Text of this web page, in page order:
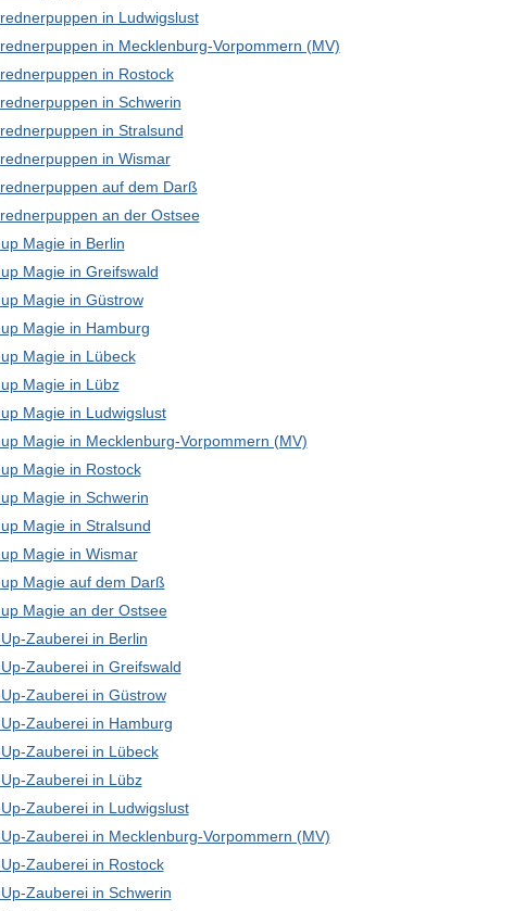
in Ludwigslust
in Mecklenburg-Vorpommern (MV)
in Rostock
in Schwerin
in Stralsund
in Wismar
auf dem Darß
an der Ostsee
Magie in Berlin
Magie in Greifswald
Magie in Güstrow
Magie in Hamburg
Magie in Lübeck
Magie in Lübz
Magie in Ludwigslust
Magie in Mecklenburg-Vorpommern (MV)
Magie in Rostock
Magie in Schwerin
Magie in Stralsund
Magie in Wismar
Magie auf dem Darß
Magie an der Ostsee
Zauberei in Berlin
Zauberei in Greifswald
Zauberei in Güstrow
Zauberei in Hamburg
Zauberei in Lübeck
Zauberei in Lübz
Zauberei in Ludwigslust
Zauberei in Mecklenburg-Vorpommern (MV)
Zauberei in Rostock
Zauberei in Schwerin